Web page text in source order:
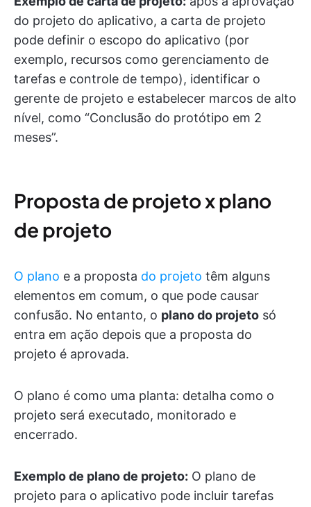
do projeto do aplicativo, a carta de projeto
pode definir o escopo do aplicativo (por
exemplo, recursos como gerenciamento de
tarefas e controle de tempo), identificar o
gerente de projeto e estabelecer marcos de alto
nível, como “Conclusão do protótipo em 2
meses”.
Proposta de projeto x plano
de projeto
O plano e a proposta do projeto têm alguns
elementos em comum, o que pode causar
confusão. No entanto, o plano do projeto só
entra em ação depois que a proposta do
projeto é aprovada.
O plano é como uma planta: detalha como o
projeto será executado, monitorado e
encerrado.
Exemplo de plano de projeto: O plano de
projeto para o aplicativo pode incluir tarefas